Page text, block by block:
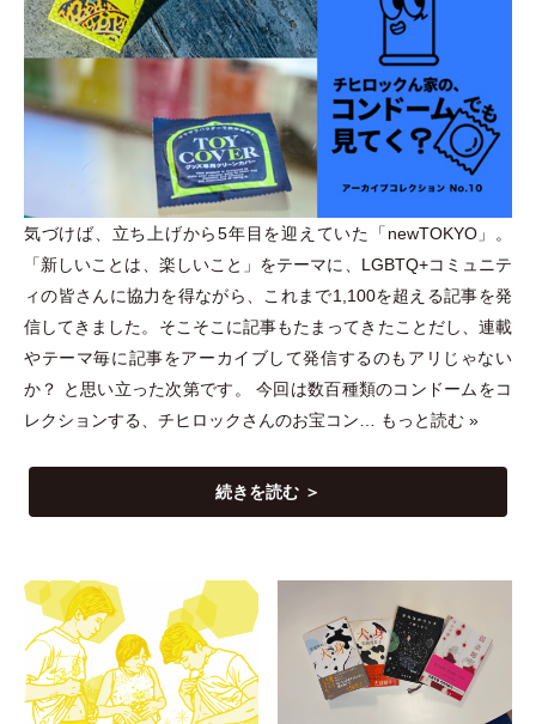
気づけば、立ち上げから5年目を迎えていた 「 newTOKYO」 。
「新しいことは、楽しいこと 」 をテーマに、LGBTQ+コミュニテ
ィの皆さんに協力を得ながら、これまで1,100を超える記事を発
信してきました。そこそこに記事もたまってきたことだし、連載
やテーマ毎に記事をアーカイブして発信するのもアリじゃない
か？ と思い立った次第です。 今回は数百種類のコンドームをコ
レクションする、チヒロックさんのお宝コン… もっと読む »
続きを読む ＞